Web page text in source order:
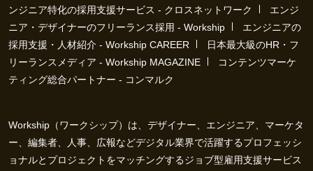
ンジニア特化の採用支援サービス - クロスネットワーク
エンジ
ニア・デザイナーのフリーランス採用 - Workship
エンジニアの
採用支援・人材紹介 - Workship CAREER
日本最大級のHR・フ
リーランスメディア - Workship MAGAZINE
コンテンツマーケ
ティング総合パートナー - コンマルク
Workship（ワークシップ）は、デザイナー、エンジニア、マーケタ
ー、編集者、人事、広報などデジタル業界で活躍するプロフェッシ
ョナルとプロジェクトをマッチングするジョブ型雇用支援サービス